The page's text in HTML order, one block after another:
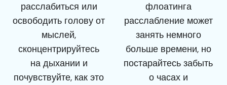
расслабиться или
освободить голову от
мыслей,
сконцентрируйтесь
на дыхании и
почувствуйте, как это
флоатинга
расслабление может
занять немного
больше времени, но
постарайтесь забыть
о часах и